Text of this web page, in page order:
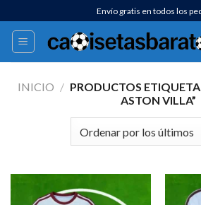
al
contenido
Envío gratis en todos los
INICIO / PRODUCTOS
ASTON VILLA”